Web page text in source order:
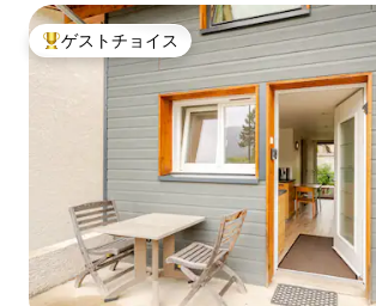
大好評のゲストチョイスです。
ゲストチョイス